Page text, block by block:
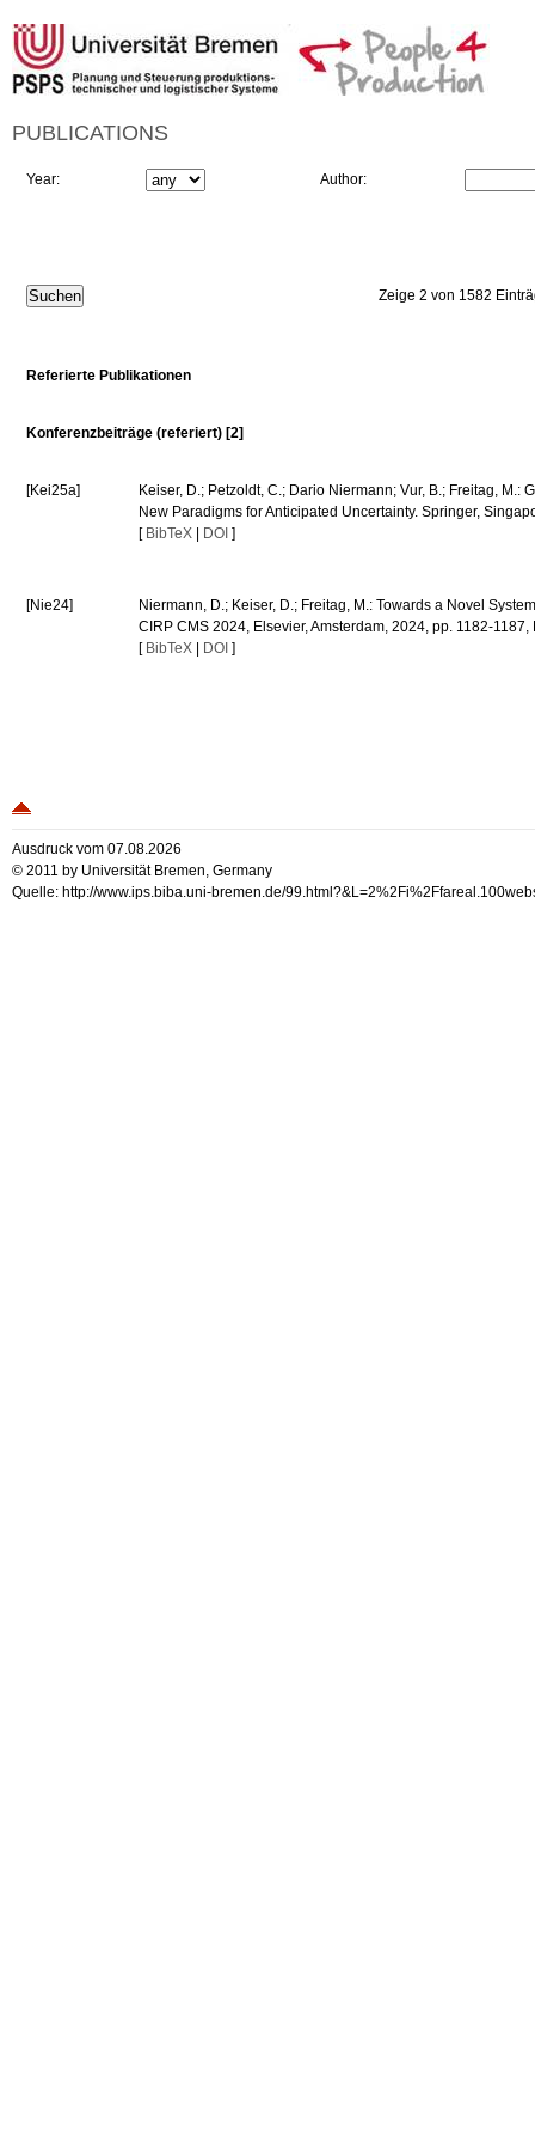
PUBLICATIONS
Year: Author:
Zeige 2 von 1582
Referierte Publikationen
Konferenzbeiträge (referiert) [2]
[Kei25a]
Keiser, D.; Petzoldt, C.; Dario Niermann; Vur, B.; Freitag,
New Paradigms for Anticipated Uncertainty. Springer,
[ BibTeX| DOI ]
[Nie24]
Niermann, D.; Keiser, D.; Freitag, M.: Towards a Novel
CIRP CMS 2024, Elsevier, Amsterdam, 2024, pp. 1182-
[ BibTeX| DOI ]
Ausdruck vom 07.08.2026
© 2011 by Universität Bremen, Germany
Quelle: http://www.ips.biba.uni-bremen.de/